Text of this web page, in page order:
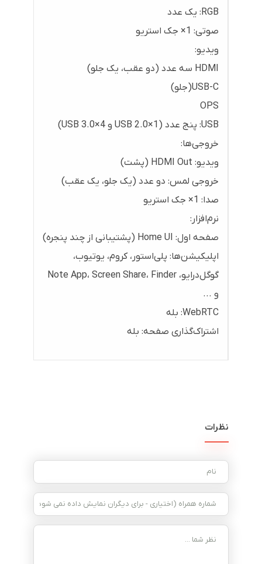
RGB: یک عدد
صوتی: 1× جک استریو
ویدیو:
HDMI سه عدد (دو عقب، یک جلو)
USB-C(جلو)
OPS
USB: پنج عدد (1×USB 2.0 و 4×USB 3.0)
خروجی‌ها:
ویدیو: HDMI Out (پشت)
خروجی لمس: دو عدد (یک جلو، یک عقب)
صدا: 1× جک استریو
نرم‌افزار:
صفحه اول: Home UI (پشتیبانی از چند پنجره)
اپلیکیشن‌ها: پلی‌استور، کروم، یوتیوب،
گوگل‌درایو، Note App، Screen Share، Finder
و ...
WebRTC: بله
اشتراک‌گذاری صفحه: بله
نظرات